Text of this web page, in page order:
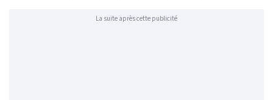
La suite après cette publicité